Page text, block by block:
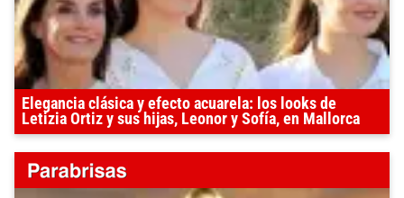
Elegancia clásica y efecto acuarela: los looks de
Letizia Ortiz y sus hijas, Leonor y Sofía, en Mallorca